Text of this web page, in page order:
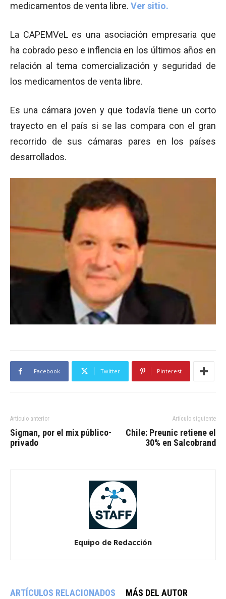
medicamentos de venta libre. Ver sitio.
La CAPEMVeL es una asociación empresaria que
ha cobrado peso e inflencia en los últimos años en
relación al tema comercialización y seguridad de
los medicamentos de venta libre.
Es una cámara joven y que todavía tiene un corto
trayecto en el país si se las compara con el gran
recorrido de sus cámaras pares en los países
desarrollados.
Facebook Twitter Pinterest
Artículo anterior
Sigman, por el mix público-
privado
Artículo siguiente
Chile: Preunic retiene el
30% en Salcobrand
Equipo de Redacción
ARTÍCULOS RELACIONADOS MÁS DEL AUTOR